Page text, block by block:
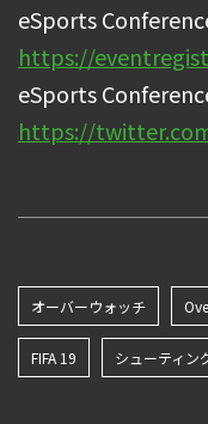
eSports
https://
eSports
https://
オーバーウォッチ
FIFA 19 シューティン